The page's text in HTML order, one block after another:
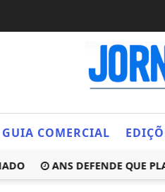
GUIA COMERCIAL
ANS DEFENDE QUE PLANO